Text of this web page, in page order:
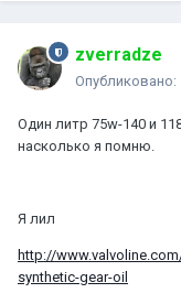
zverradze
Опубликовано:
Один литр 75w-140 и
насколько я помню.
Я лил
http://
synthetic-gear-oil